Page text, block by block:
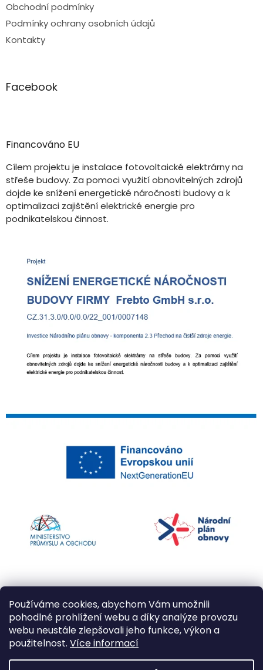
Používáme cookies, abychom Vám umožnili
pohodlné prohlížení webu a díky analýze provozu
webu neustále zlepšovali jeho funkce, výkon a
použitelnost. Více informací
Obchodní podmínky
Podmínky ochrany osobních údajů
Kontakty
Facebook
Financováno EU
Cílem projektu je instalace fotovoltaické elektrárny na
střeše budovy. Za pomoci využití obnovitelných zdrojů
dojde ke snížení energetické náročnosti budovy a k
optimalizaci zajištění elektrické energie pro
podnikatelskou činnost.
Vytvořil Shoptet